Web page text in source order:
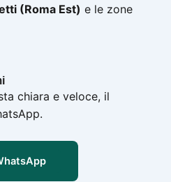
(Roma Est) e le zone
chiara e veloce, il